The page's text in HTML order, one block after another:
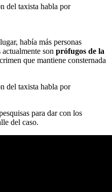
había más personas
actualmente son prófugos de la
que mantiene consternada
para dar con los
del caso.